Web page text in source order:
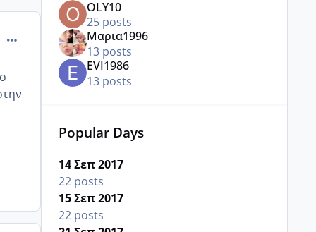
comment_990942
OLY10
25 posts
Μαρια1996
13 posts
ΕVI1986
13 posts
Popular Days
14 Σεπ 2017
22 posts
15 Σεπ 2017
22 posts